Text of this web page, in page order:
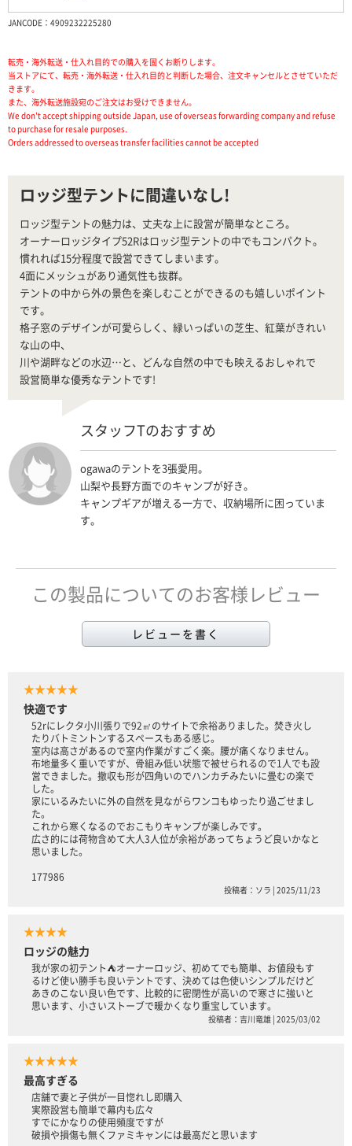
JANCODE：4909232225280
転売・海外転送・仕入れ目的での購入を固くお断りします。
当ストアにて、転売・海外転送・仕入れ目的と判断した場合、注文キャンセルとさせていただ
きます。
また、海外転送施設宛のご注文はお受けできません。
We don't accept shipping outside Japan, use of overseas forwarding company and refuse
to purchase for resale purposes.
Orders addressed to overseas transfer facilities cannot be accepted
ロッジ型テントに間違いなし!
ロッジ型テントの魅力は、丈夫な上に設営が簡単なところ。
オーナーロッジタイプ52Rはロッジ型テントの中でもコンパクト。
慣れれば15分程度で設営できてしまいます。
4面にメッシュがあり通気性も抜群。
テントの中から外の景色を楽しむことができるのも嬉しいポイント
です。
格子窓のデザインが可愛らしく、緑いっぱいの芝生、紅葉がきれい
な山の中、
川や湖畔などの水辺…と、どんな自然の中でも映えるおしゃれで
設営簡単な優秀なテントです!
スタッフTのおすすめ
ogawaのテントを3張愛用。
山梨や長野方面でのキャンプが好き。
キャンプギアが増える一方で、収納場所に困っていま
す。
この製品についてのお客様レビュー
レビューを書く
★★★★★
快適です
52rにレクタ小川張りで92㎡のサイトで余裕ありました。焚き火し
たりバトミントンするスペースもある感じ。
室内は高さがあるので室内作業がすごく楽。腰が痛くなりません。
布地量多く重いですが、骨組み低い状態で被せられるので1人でも設
営できました。撤収も形が四角いのでハンカチみたいに畳むの楽で
した。
家にいるみたいに外の自然を見ながらワンコもゆったり過ごせまし
た。
これから寒くなるのでおこもりキャンプが楽しみです。
広さ的には荷物含めて大人3人位が余裕があってちょうど良いかなと
思いました。
177986
投稿者：ソラ | 2025/11/23
★★★★
ロッジの魅力
我が家の初テント⛺️オーナーロッジ、初めてでも簡単、お値段もす
るけど使い勝手も良いテントです、決めては色使いシンプルだけど
あきのこない良い色です、比較的に密閉性が高いので寒さに強いと
思います、小さいストーブで暖かくなり重宝しています。
投稿者：吉川竜雄 | 2025/03/02
★★★★★
最高すぎる
店舗で妻と子供が一目惚れし即購入
実際設営も簡単で幕内も広々
すでにかなりの使用頻度ですが
破損や損傷も無くファミキャンには最高だと思います